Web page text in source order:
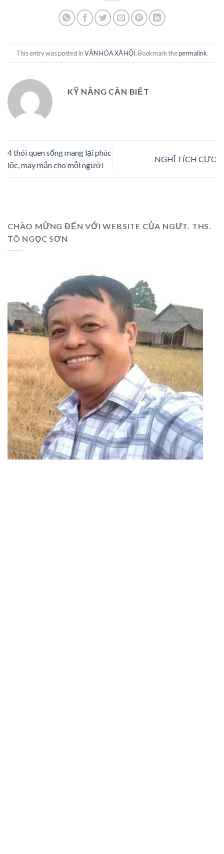
This entry was posted inVĂN HÓA XÃ HỘI. Bookmark thepermalink.
KỸ NĂNG CẦN BIẾT
4 thói quen sống mang lại phúc
lộc, may mắn cho mỗi người
NGHĨ TÍCH CỰC
CHÀO MỪNG ĐẾN VỚI WEBSITE CỦA NGƯT. THS.
TÔ NGỌC SƠN